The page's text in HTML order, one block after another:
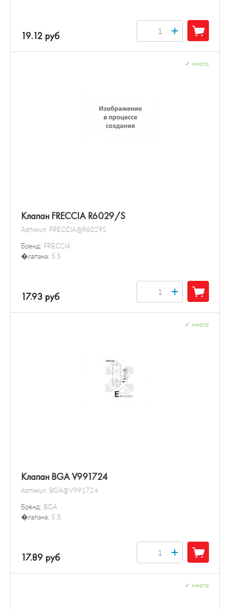
19.12 руб +
Клапан FRECCIA R6029/S
Артикул: FRECCIA@R6029S
Бренд: FRECCIA
�лапана: 5.5
много
17.93 руб +
Клапан BGA V991724
Артикул: BGA@V991724
Бренд: BGA
�лапана: 5.5
много
17.89 руб +
много